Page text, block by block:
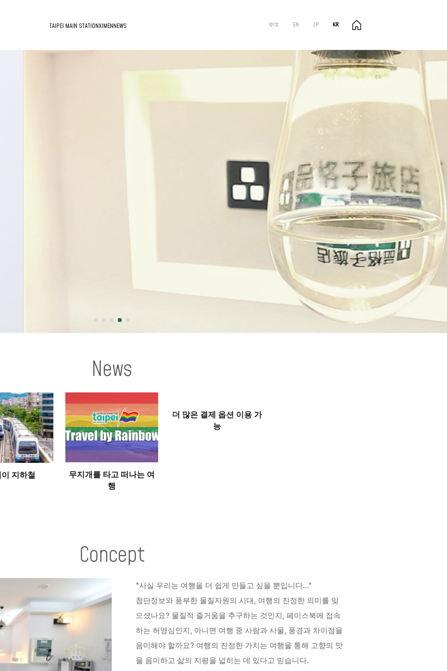
TAIPEI MAIN STATIONXIMENNEWS 中文 EN JP KR
News
지하철
무지개를 타고 떠나는 여
행
더 많은 결제 옵션 이용 가
능
Concept
"사실 우리는 여행을 더 쉽게 만들고 싶을 뿐입니다..."
첨단정보와 풍부한 물질자원의 시대, 여행의 진정한 의미를 잊
으셨나요? 물질적 즐거움을 추구하는 것인지, 페이스북에 접속
하는 허영심인지, 아니면 여행 중 사람과 사물, 풍경과 차이점을
음미해야 할까요? 여행의 진정한 가치는 여행을 통해 고향의 맛
을 음미하고 삶의 지평을 넓히는 데 있다고 믿습니다.